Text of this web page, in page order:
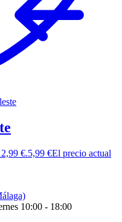
€.5,99 €El precio actual
10:00 - 18:00